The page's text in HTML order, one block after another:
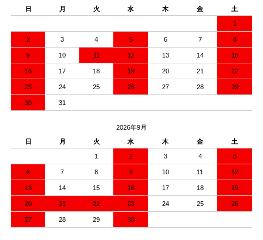
日
月 火 水 木 金 土
1
2 3 4 5 6 7 8
9 10 11 12 13 14 15
16 17 18 19 20 21 22
23 24 25 26 27 28 29
30 31
2026年9月
日
月 火 水 木 金 土
1 2 3 4 5
6 7 8 9 10 11 12
13 14 15 16 17 18 19
20 21 22 23 24 25 26
27 28 29 30